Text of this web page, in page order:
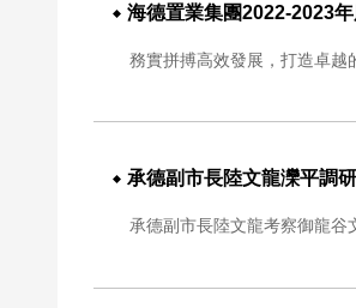
海德置業集團2022-2023
務實拼搏高效發展，打造卓越
承德副市長陸文龍灤平調研環京“康
承德副市長陸文龍考察御龍谷